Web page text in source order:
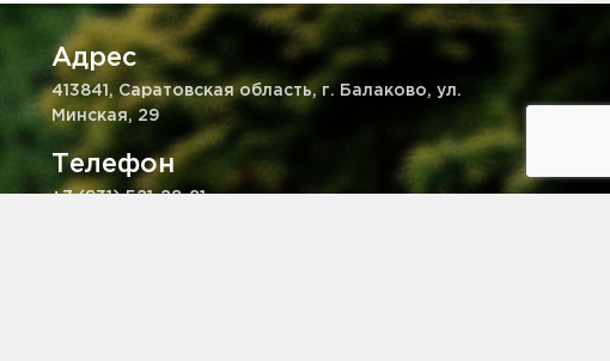
Адрес
413841, Саратовская область, г. Балаково, ул.
Минская, 29
Телефон
+7 (931) 521-28-81